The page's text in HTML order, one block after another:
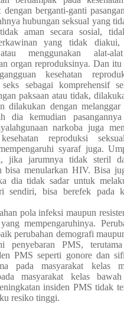
dengan berganti-ganti
hubungan seksual yang
aman secara sosial,
yang tidak diakui,
menggunakan alat-
organ reproduksinya. Dan
kesehatan
seks sebagai komprehensif
paksaan atau tidak,
dilakukan dengan
dia kemudian
narkoba juga
reproduksi
syaraf juga.
jika jarumnya tidak steril
bisa menularkan HIV. Bisa
dia tidak sadar untuk
sendiri, bisa berefek pada
pola infeksi maupun
mempengaruhinya.
perubahan demografi
penyebaran PMS,
PMS seperti gonore dan
pada masyarakat kelas
masyarakat kelas
insiden PMS tidak
resiko tinggi.